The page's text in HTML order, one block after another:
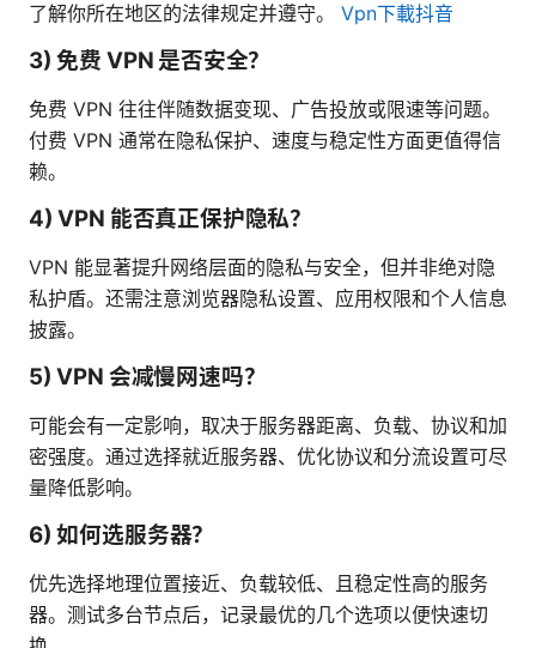
了解你所在地区的法律规定并遵守。 Vpn下載抖音
3) 免费 VPN 是否安全？
免费 VPN 往往伴随数据变现、广告投放或限速等问题。
付费 VPN 通常在隐私保护、速度与稳定性方面更值得信
赖。
4) VPN 能否真正保护隐私？
VPN 能显著提升网络层面的隐私与安全，但并非绝对隐
私护盾。还需注意浏览器隐私设置、应用权限和个人信息
披露。
5) VPN 会减慢网速吗？
可能会有一定影响，取决于服务器距离、负载、协议和加
密强度。通过选择就近服务器、优化协议和分流设置可尽
量降低影响。
6) 如何选服务器？
优先选择地理位置接近、负载较低、且稳定性高的服务
器。测试多台节点后，记录最优的几个选项以便快速切